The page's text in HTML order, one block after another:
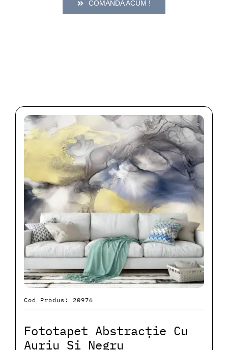
COMANDA ACUM !
Cod Produs: 20976
Fototapet Abstracție Cu
Auriu Și Negru